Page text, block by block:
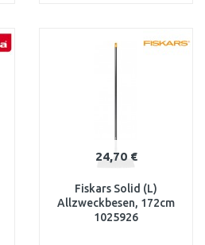
24,70 €
Fiskars Solid (L)
Allzweckbesen, 172cm
1025926